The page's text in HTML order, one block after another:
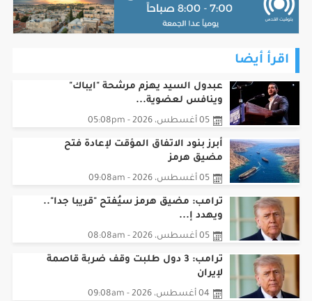
اقرأ أيضا
عبدول السيد يهزم مرشحة "ايباك"
وينافس لعضوية...
05 أغسطس، 2026 - 05:08pm
أبرز بنود الاتفاق المؤقت لإعادة فتح
مضيق هرمز
05 أغسطس، 2026 - 09:08am
ترامب: مضيق هرمز سيُفتح "قريبا جدا"..
ويهدد إ...
05 أغسطس، 2026 - 08:08am
ترامب: 3 دول طلبت وقف ضربة قاصمة
لإيران
04 أغسطس، 2026 - 09:08am